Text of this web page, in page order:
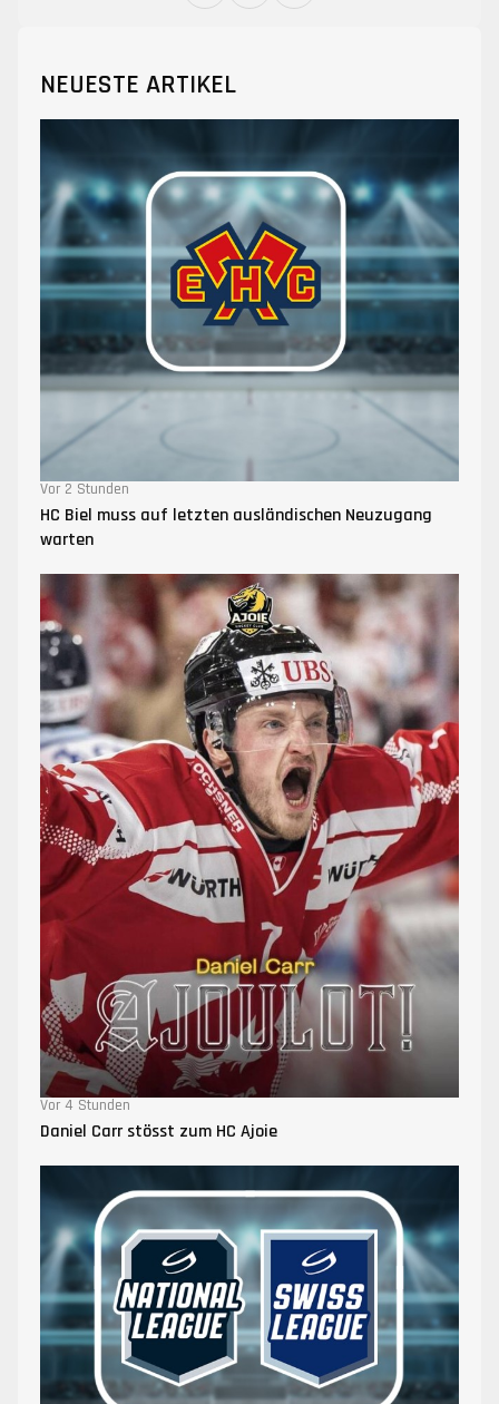
NEUESTE ARTIKEL
Vor 2 Stunden
HC Biel muss auf letzten ausländischen Neuzugang
warten
Vor 4 Stunden
Daniel Carr stösst zum HC Ajoie